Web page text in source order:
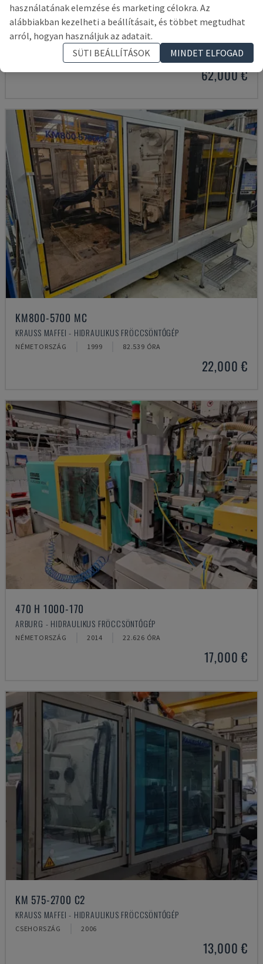
NEO.E55/E110H
TEDERIC - HIDRAULIKUS FRÖCCSÖNTŐGÉP
2023 260 ÓRA
62,000 €
KM800-5700 MC
KRAUSS MAFFEI - HIDRAULIKUS FRÖCCSÖNTŐGÉP
NÉMETORSZÁG 1999 82.539 ÓRA
22,000 €
470 H 1000-170
ARBURG - HIDRAULIKUS FRÖCCSÖNTŐGÉP
NÉMETORSZÁG 2014 22.626 ÓRA
17,000 €
KM 575-2700 C2
KRAUSS MAFFEI - HIDRAULIKUS FRÖCCSÖNTŐGÉP
CSEHORSZÁG 2006
13,000 €
használatának elemzése és marketing célokra. Az
alábbiakban kezelheti a beállításait, és többet megtudhat
arról, hogyan használjuk az adatait.
SÜTI BEÁLLÍTÁSOK
MINDET ELFOGAD